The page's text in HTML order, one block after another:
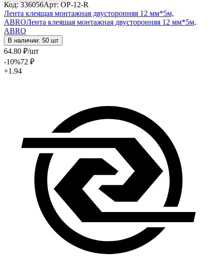
Код: 336056Арт: OP-12-R
Лента клеящая монтажная двусторонняя 12 мм*5м,
ABROЛента клеящая монтажная двусторонняя 12 мм*5м,
ABRO
В наличии: 50 шт
64.80 ₽/шт
-10%72 ₽
+1.94